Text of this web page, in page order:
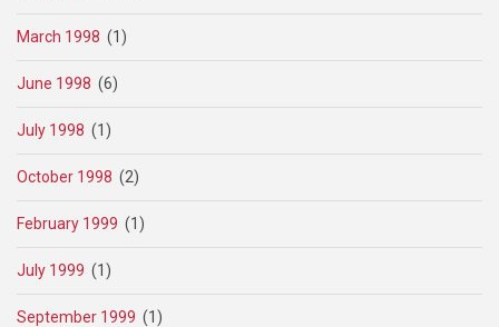
March 1998 (1)
June 1998 (6)
July 1998 (1)
October 1998 (2)
February 1999 (1)
July 1999 (1)
September 1999 (1)